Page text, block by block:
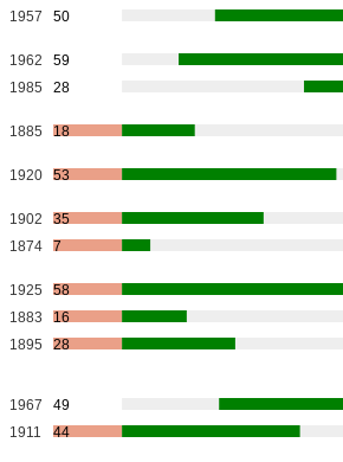
1957 50
1962
59
1985 28
1885 18
1920 53
1902
35
1874 7
1925
58
1883
16
1895 28
1967
49
1911 44